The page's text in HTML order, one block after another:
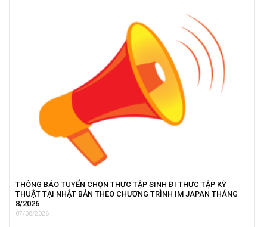
THÔNG BÁO TUYỂN CHỌN THỰC TẬP SINH ĐI THỰC TẬP KỸ
THUẬT TẠI NHẬT BẢN THEO CHƯƠNG TRÌNH IM JAPAN THÁNG
8/2026
07/08/2026